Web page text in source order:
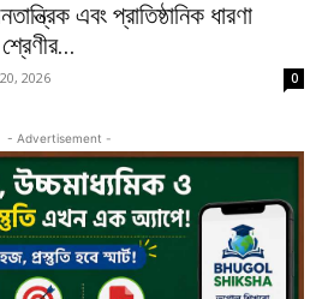
এবং প্রাতিষ্ঠানিক ধারণা
2026 0
- Advertisement -